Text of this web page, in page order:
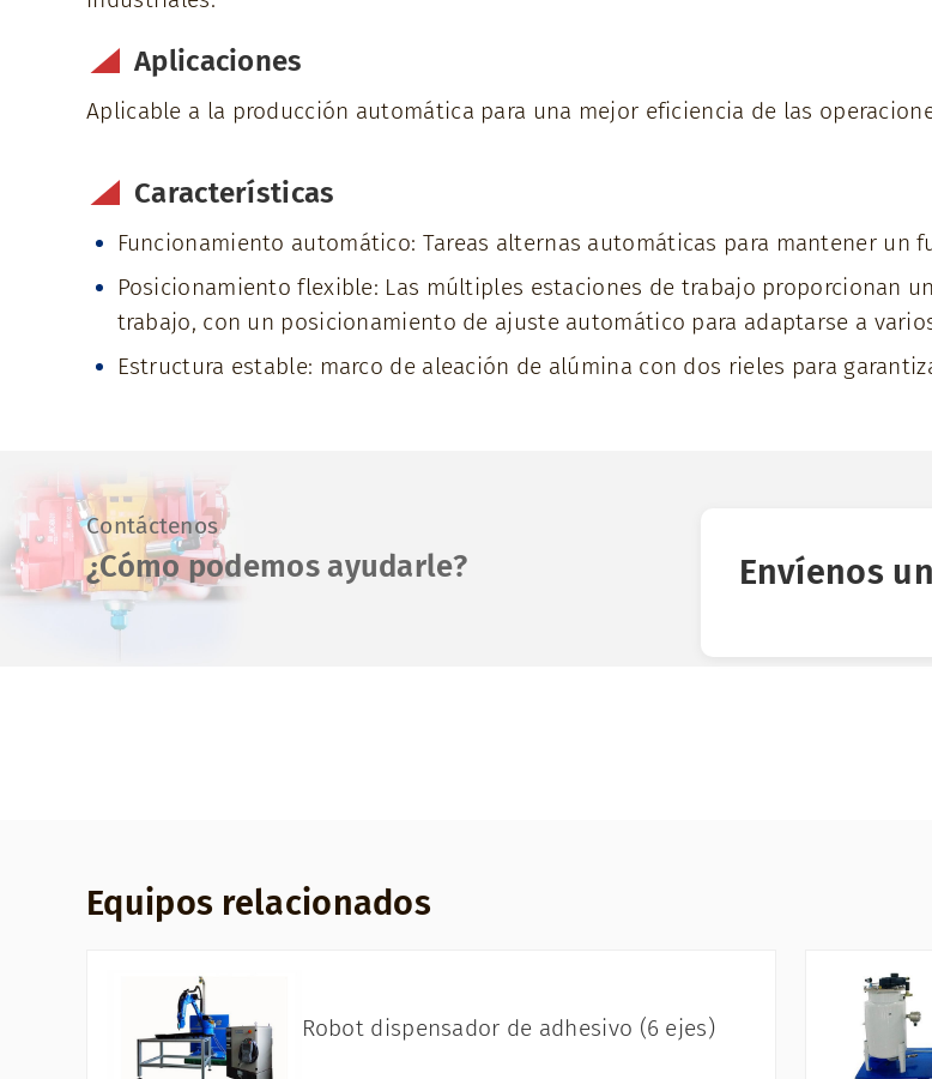
Aplicaciones
Aplicable a la producción automática para una mejor eficiencia de las
Características
Funcionamiento automático: Tareas alternas automáticas para mantener un
Posicionamiento flexible: Las múltiples estaciones de trabajo proporcionan
trabajo, con un posicionamiento de ajuste automático para adaptarse a
Estructura estable: marco de aleación de alúmina con dos rieles para
Contáctenos
¿Cómo podemos ayudarle? Envíenos
Equipos relacionados
Robot dispensador de adhesivo (6 ejes)